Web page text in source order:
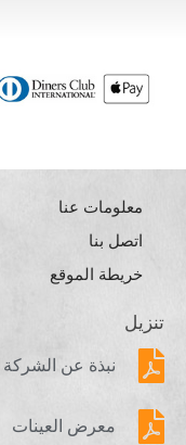
معلومات عنا
اتصل بنا
خريطة الموقع
تنزيل
نبذة عن الشركة
معرض العينات